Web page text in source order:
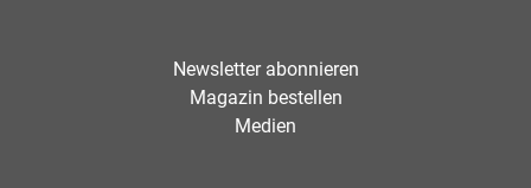
Newsletter abonnieren
Magazin bestellen
Medien